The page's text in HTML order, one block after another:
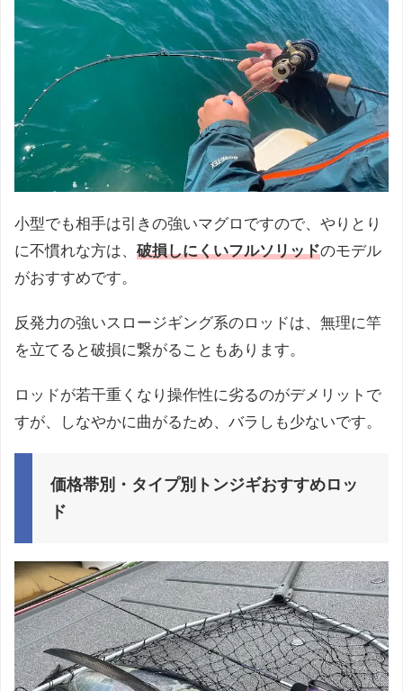
小型でも相手は引きの強いマグロですので、やりとり
に不慣れな方は、 破損しにくいフルソリッドのモデル
がおすすめです。
反発力の強いスロージギング系のロッドは、無理に竿
を立てると破損に繋がることもあります。
ロッドが若干重くなり操作性に劣るのがデメリットで
すが、しなやかに曲がるため、バラしも少ないです。
価格帯別・タイプ別トンジギおすすめロッ
ド